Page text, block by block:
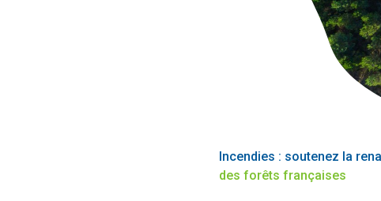
Incendies : soutenez la
des forêts françaises